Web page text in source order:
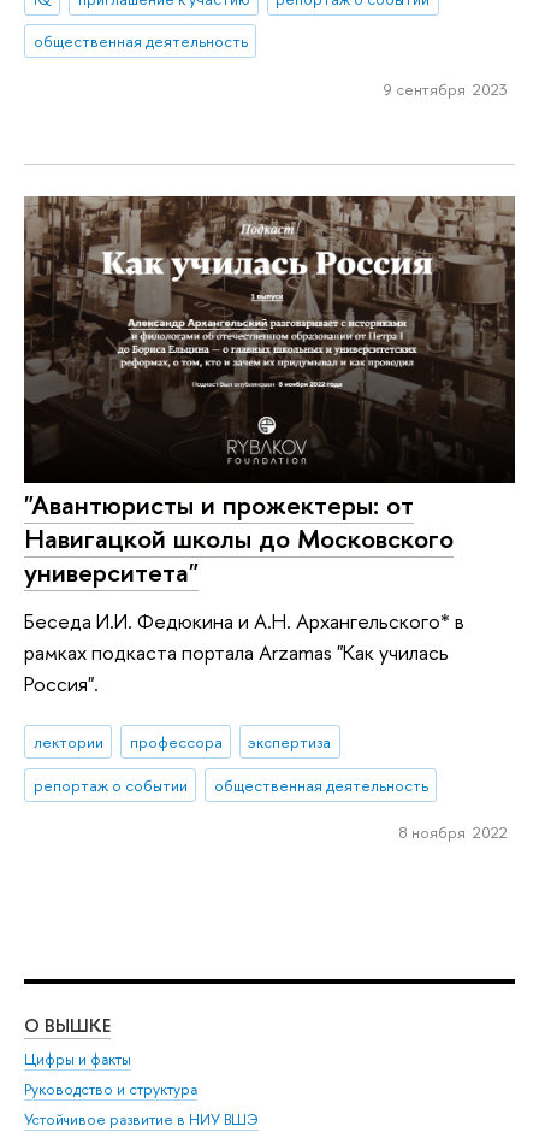
общественная деятельность
9 сентября 2023
"Авантюристы и прожектеры: от
Навигацкой школы до Московского
университета"
Беседа И.И. Федюкина и А.Н. Архангельского* в
рамках подкаста портала Arzamas "Как училась
Россия".
лектории профессора
экспертиза
репортаж о событии
общественная деятельность
8 ноября 2022
О ВЫШКЕ
Цифры и факты
Руководство и структура
Устойчивое развитие в НИУ ВШЭ